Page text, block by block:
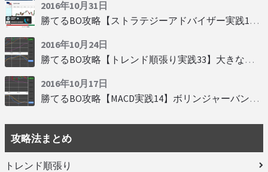
2016年10月31日
勝てるBO攻略【ストラテジーアドバイザー実践19】慌てず自動分析
2016年10月24日
勝てるBO攻略【トレンド順張り実践33】大きな変動にすべり込み
2016年10月17日
勝てるBO攻略【MACD実践14】ボリンジャーバンドとともに相場を読む
攻略法まとめ
トレンド順張り